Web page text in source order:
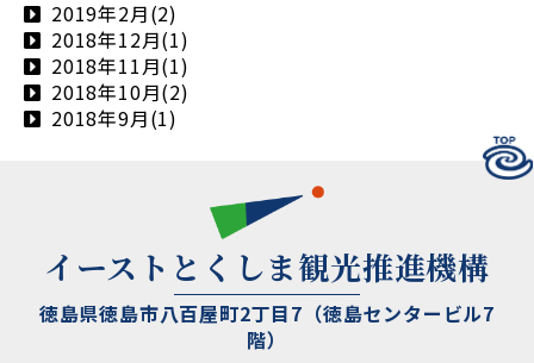
2019年2月(2)
2018年12月(1)
2018年11月(1)
2018年10月(2)
2018年9月(1)
イーストとくしま観光推進機構
徳島県徳島市八百屋町2丁目7（徳島センタービル7
階）